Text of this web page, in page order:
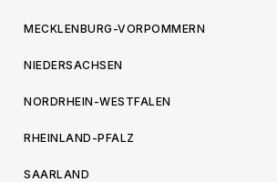
MECKLENBURG-VORPOMMERN
NIEDERSACHSEN
NORDRHEIN-WESTFALEN
RHEINLAND-PFALZ
SAARLAND